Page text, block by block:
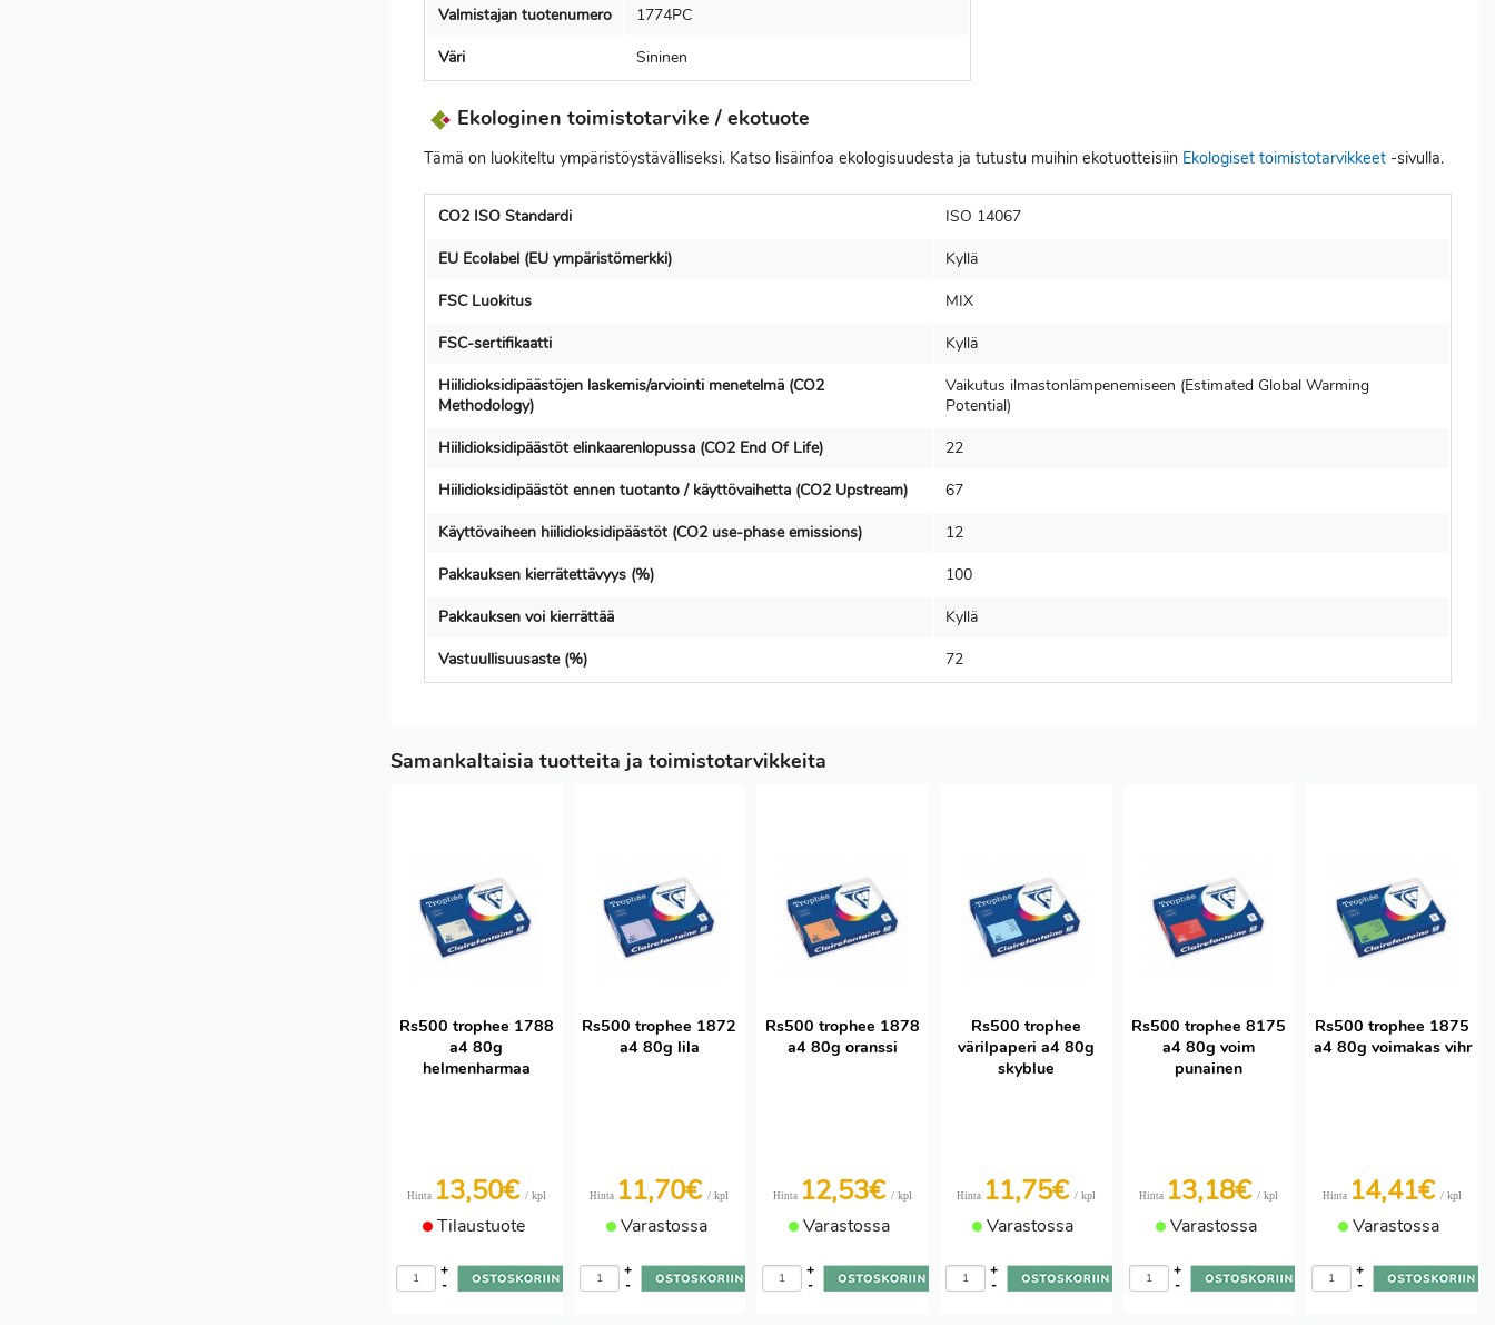
Valmistajan tuotenumero
1774PC
Väri
Sininen
Ekologinen toimistotarvike / ekotuote
Tämä on luokiteltu ympäristöystävälliseksi. Katso lisäinfoa ekologisuudesta ja tutustu muihin ekotuotteisiin Ekologiset toimistotarvikkeet -sivulla.
CO2 ISO Standardi
ISO 14067
EU Ecolabel (EU ympäristömerkki)
Kyllä
FSC Luokitus
MIX
FSC-sertifikaatti
Kyllä
Hiilidioksidipäästöjen laskemis/arviointi menetelmä (CO2
Methodology)
Vaikutus ilmastonlämpenemiseen (Estimated Global Warming
Potential)
Hiilidioksidipäästöt elinkaarenlopussa (CO2 End Of Life)
22
Hiilidioksidipäästöt ennen tuotanto / käyttövaihetta (CO2 Upstream)
67
Käyttövaiheen hiilidioksidipäästöt (CO2 use-phase emissions)
12
Pakkauksen kierrätettävyys (%)
100
Pakkauksen voi kierrättää
Kyllä
Vastuullisuusaste (%)
72
Samankaltaisia tuotteita ja toimistotarvikkeita
Rs500 trophee 1788
a4 80g
helmenharmaa
Hinta 13,50€ / kpl
Tilaustuote
-
+
Rs500 trophee 1872
a4 80g lila
Hinta 11,70€/ kpl
Varastossa
-
+
Rs500 trophee 1878
a4 80g oranssi
Hinta 12,53€/ kpl
Varastossa
-
+
Rs500 trophee
värilpaperi a4 80g
skyblue
Hinta 11,75€ / kpl
Varastossa
-
+
Rs500 trophee 8175
a4 80g voim
punainen
Hinta 13,18€/ kpl
Varastossa
-
+
Rs500 trophee 1875
a4 80g voimakas vihr
Hinta 14,41€/ kpl
Varastossa
-
+